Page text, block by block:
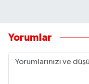
Yorumlar